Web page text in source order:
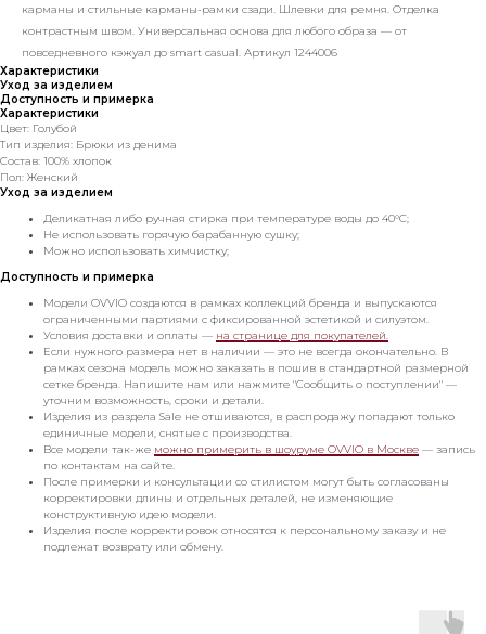
карманы и стильные карманы-рамки сзади. Шлевки для ремня. Отделка
контрастным швом. Универсальная основа для любого образа — от
повседневного кэжуал до smart casual. Артикул 1244006
Характеристики
Уход за изделием
Доступность и примерка
Характеристики
Цвет: Голубой
Тип изделия: Брюки из денима
Состав: 100% хлопок
Пол: Женский
Уход за изделием
Деликатная либо ручная стирка при температуре воды до 40°C;
Не использовать горячую барабанную сушку;
Можно использовать химчистку;
Доступность и примерка
Модели OVVIO создаются в рамках коллекций бренда и выпускаются
ограниченными партиями с фиксированной эстетикой и силуэтом.
Условия доставки и оплаты — на странице для покупателей.
Если нужного размера нет в наличии — это не всегда окончательно. В
рамках сезона модель можно заказать в пошив в стандартной размерной
сетке бренда. Напишите нам или нажмите "Сообщить о поступлении" —
уточним возможность, сроки и детали.
Изделия из раздела Sale не отшиваются, в распродажу попадают только
единичные модели, снятые с производства.
Все модели так-же можно примерить в шоуруме OVVIO в Москве — запись
по контактам на сайте.
После примерки и консультации со стилистом могут быть согласованы
корректировки длины и отдельных деталей, не изменяющие
конструктивную идею модели.
Изделия после корректировок относятся к персональному заказу и не
подлежат возврату или обмену.